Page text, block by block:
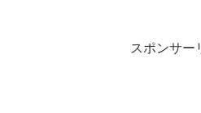
スポンサー